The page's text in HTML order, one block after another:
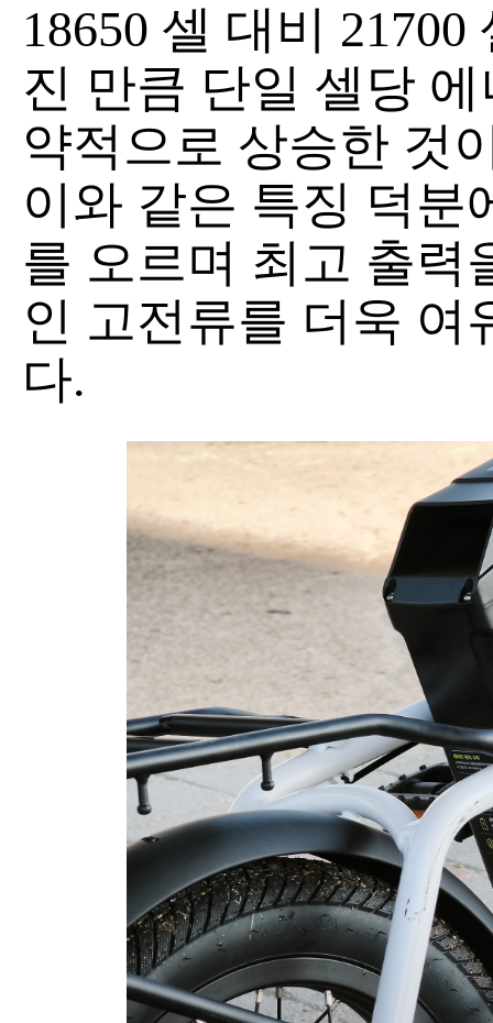
18650 셀 대비
진 만큼 단일 셀당
약적으로 상승한 것
이와 같은 특징 덕분
를 오르며 최고 출력
인 고전류를 더욱 여
다.